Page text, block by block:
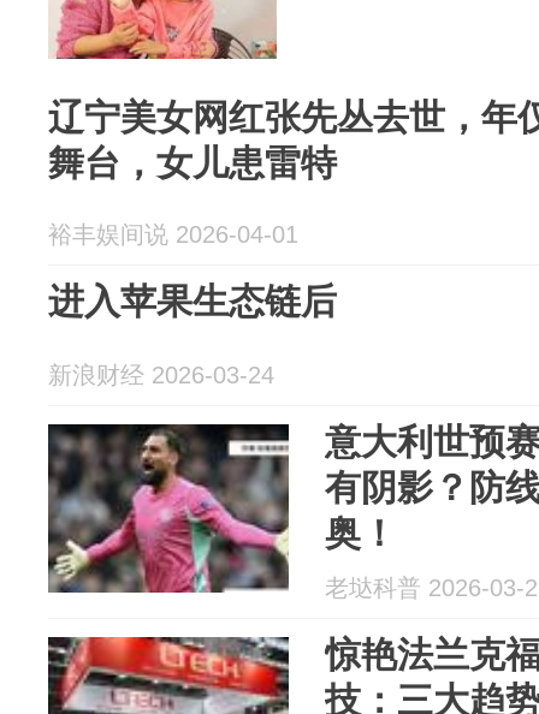
辽宁美女网红张先丛去世，年
舞台，女儿患雷特
裕丰娱间说 2026-04-01
进入苹果生态链后
新浪财经 2026-03-24
意大利世预
有阴影？防
奥！
老垯科普 2026-03-
惊艳法兰克
技：三大趋